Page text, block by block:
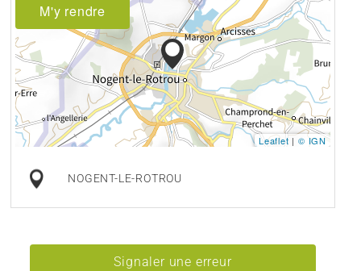
M'y rendre
Leaflet | © IGN
NOGENT-LE-ROTROU
Signaler une erreur